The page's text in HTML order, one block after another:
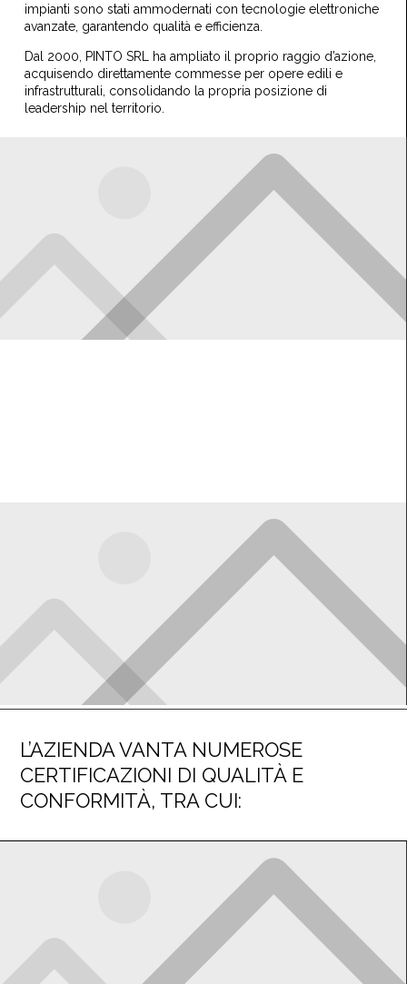
impianti sono stati ammodernati con tecnologie elettroniche
avanzate, garantendo qualità e efficienza.
Dal 2000, PINTO SRL ha ampliato il proprio raggio d’azione,
acquisendo direttamente commesse per opere edili e
infrastrutturali, consolidando la propria posizione di
leadership nel territorio.
L’AZIENDA VANTA NUMEROSE
CERTIFICAZIONI DI QUALITÀ E
CONFORMITÀ, TRA CUI: